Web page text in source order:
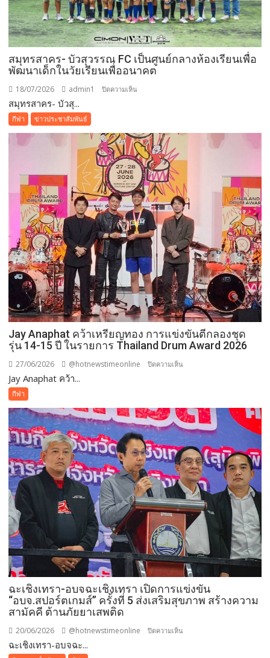
สมุทรสาคร- บัวสุวรรณ FC เป็นศูนย์กลางห้องเรียนเพื่อ
พัฒนาเด็กในวัยเรียนเพื่ออนาคต
18/07/2026 admin1 ปิดความเห็น
FC
เป็น
ศูนย์กลาง
ห้องเรียน
เพื่อ
พัฒนา
เด็ก
ใน
เรียน
เพื่อ
อนาคต
สมุทรสาคร- บัวสุ...
กีฬา ข่าวประชาสัมพันธ์
Jay Anaphat คว้าเหรียญทอง การแข่งขันตีกลองชุด
รุ่น 14-15 ปี ในรายการ Thailand Drum Award 2026
27/06/2026 @hotnewstimeonline ปิดความเห็น
เหรียญ
ทอง
การ
แข่งขัน
ตี
กลอง
ชุด
รุ่น
14-
15
ปี
ใน
รายการ
Thailand
Drum
Jay Anaphat คว้า...
กีฬา
ฉะเชิงเทรา-อบจฉะเชิงเทรา เปิดการแข่งขัน
“อบจ.สปอร์ตเกมส์” ครั้งที่ 5 ส่งเสริมสุขภาพ สร้างความ
สามัคคี ต้านภัยยาเสพติด
20/06/2026 @hotnewstimeonline ปิดความเห็น
ฉะเชิงเทรา-อบจฉะ...